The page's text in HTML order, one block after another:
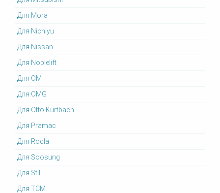
Для Mora
Для Nichiyu
Для Nissan
Для Noblelift
Для OM
Для OMG
Для Otto Kurtbach
Для Pramac
Для Rocla
Для Soosung
Для Still
Для TCM